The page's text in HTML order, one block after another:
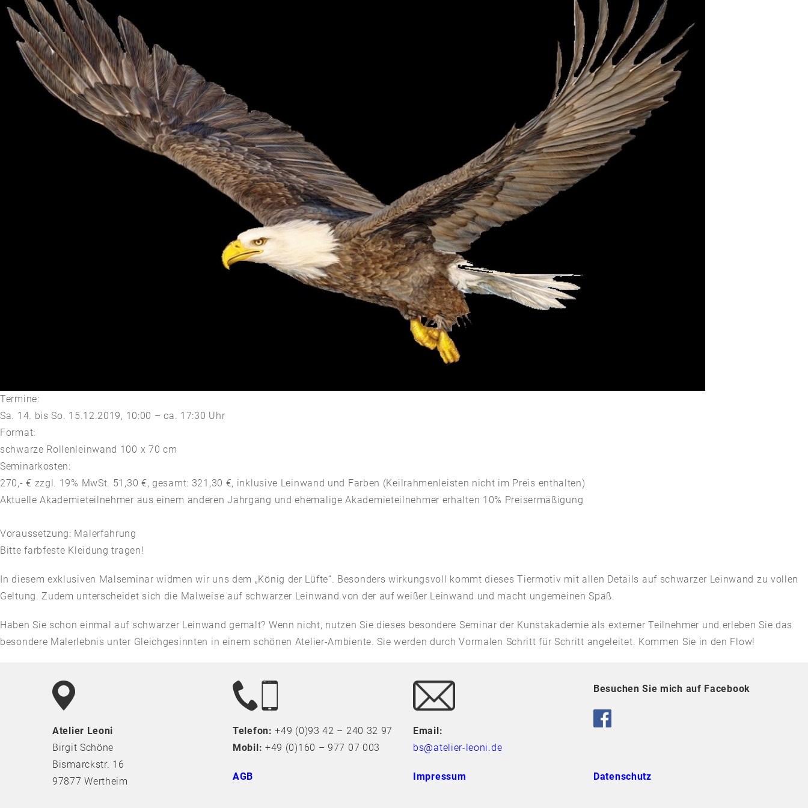
Termine:
Sa. 14. bis So. 15.12.2019, 10:00 – ca. 17:30 Uhr
Format:
schwarze Rollenleinwand 100 x 70 cm
Seminarkosten:
270,- € zzgl. 19% MwSt. 51,30 €, gesamt: 321,30 €, inklusive Leinwand und Farben (Keilrahmenleisten nicht im Preis enthalten)
Aktuelle Akademieteilnehmer aus einem anderen Jahrgang und ehemalige Akademieteilnehmer erhalten 10% Preisermäßigung
Voraussetzung: Malerfahrung
Bitte farbfeste Kleidung tragen!
In diesem exklusiven Malseminar widmen wir uns dem „König der Lüfte“. Besonders wirkungsvoll kommt dieses Tiermotiv mit allen Details auf schwarzer Leinwand zu vollen
Geltung. Zudem unterscheidet sich die Malweise auf schwarzer Leinwand von der auf weißer Leinwand und macht ungemeinen Spaß.
Haben Sie schon einmal auf schwarzer Leinwand gemalt? Wenn nicht, nutzen Sie dieses besondere Seminar der Kunstakademie als externer Teilnehmer und erleben Sie das
besondere Malerlebnis unter Gleichgesinnten in einem schönen Atelier-Ambiente. Sie werden durch Vormalen Schritt für Schritt angeleitet. Kommen Sie in den Flow!
Atelier Leoni
Birgit Schöne
Bismarckstr. 16
97877 Wertheim
Telefon: +49 (0)93 42 – 240 32 97
Mobil: +49 (0)160 – 977 07 003
AGB
Email:
bs@atelier-leoni.de
Impressum
Besuchen Sie mich auf Facebook
Datenschutz